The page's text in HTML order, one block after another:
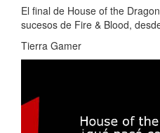
El final de House of the
sucesos de Fire & Blood,
Tierra Gamer